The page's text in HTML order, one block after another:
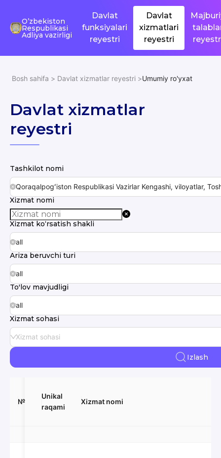
O’zbekiston
Respublikasi
Adliya vazirligi
Davlat
funksiyalari
reyestri
Davlat
xizmatlari
reyestri
Bosh sahifa > Davlat xizmatlar reyestri >Umumiy ro'yxat
Davlat xizmatlar
reyestri
Tashkilot nomi
Qoraqalpogʻiston Respublikasi Vazirlar Kengashi, viloyatlar,
Xizmat nomi
Xizmat ko‘rsatish shakli
all
Ariza beruvchi turi
all
To'lov mavjudligi
all
Xizmat sohasi
Xizmat sohasi
Izlash
№
Unikal
raqami
Xizmat nomi